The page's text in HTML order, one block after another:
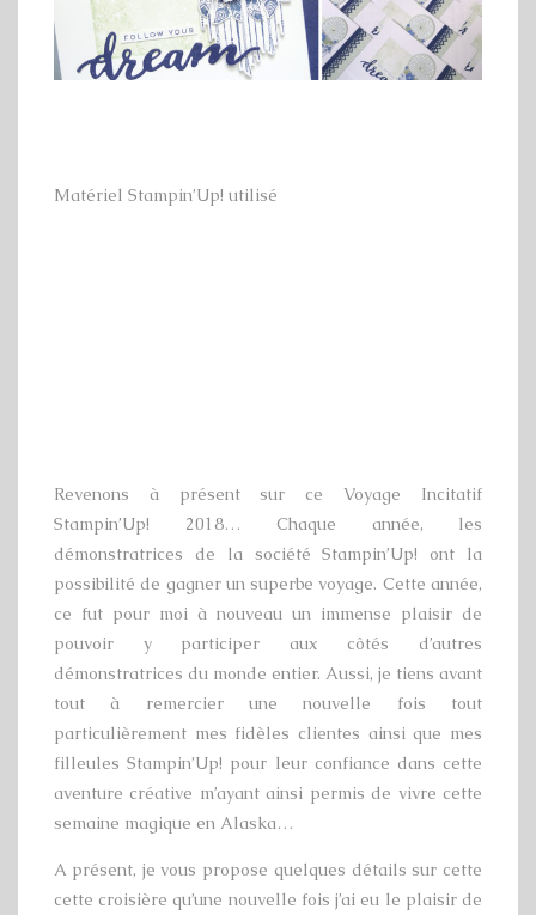
Matériel Stampin’Up! utilisé
Revenons à présent sur ce Voyage Incitatif
Stampin’Up! 2018… Chaque année, les
démonstratrices de la société Stampin’Up! ont la
possibilité de gagner un superbe voyage. Cette année,
ce fut pour moi à nouveau un immense plaisir de
pouvoir y participer aux côtés d’autres
démonstratrices du monde entier. Aussi, je tiens avant
tout à remercier une nouvelle fois tout
particulièrement mes fidèles clientes ainsi que mes
filleules Stampin’Up! pour leur confiance dans cette
aventure créative m’ayant ainsi permis de vivre cette
semaine magique en Alaska…
A présent, je vous propose quelques détails sur cette
cette croisière qu’une nouvelle fois j’ai eu le plaisir de